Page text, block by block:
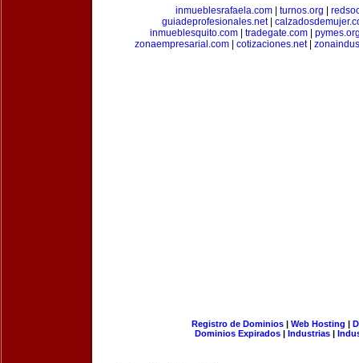
inmueblesrafaela.com
turnos.org
guiadeprofesionales.net|
inmueblesquito.com
tradegate.com
zonaempresarial.com| cotizaciones.net|
Registro de Dominios| Web Hosting |
Dominios Expirados | Industrias |